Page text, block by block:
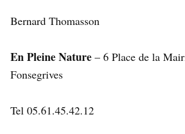
Bernard Thomasson
En Pleine Nature – 6 Place de la
Fonsegrives
Tel 05.61.45.42.12